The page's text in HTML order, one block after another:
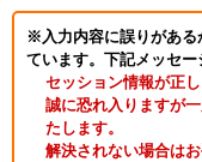
※入力内容に誤りがある
ています。下記メッセー
セッション情報が正
誠に恐れ入りますが
たします。
解決されない場合は